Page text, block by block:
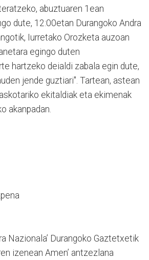
abuztuaren 1ean
dute, 12:00etan Durangoko Andra
Iurretako Orozketa auzoan
egingo duten
hartzeko deialdi zabala egin dute,
jende guztiari". Tartean, astean
ekitaldiak eta ekimenak
akanpadan.
Nazionala’ Durangoko Gaztetxetik
izenean Amen’ antzezlana